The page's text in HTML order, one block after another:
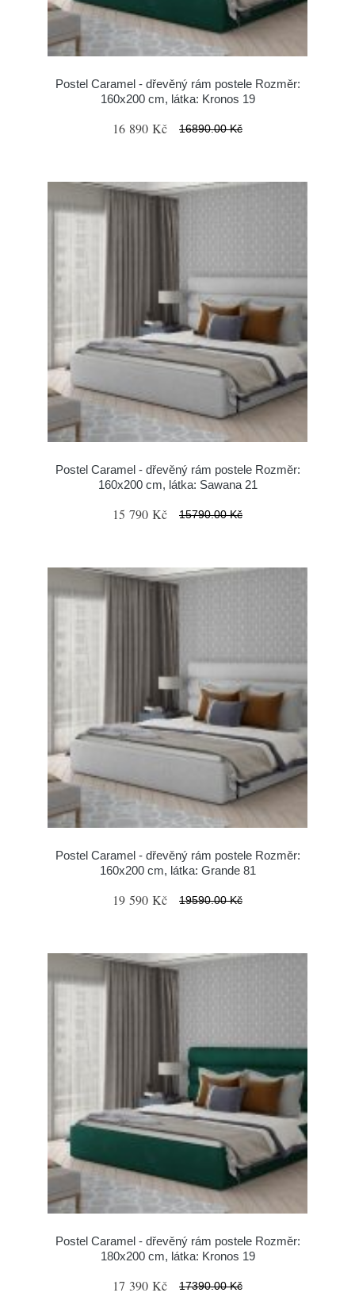
Postel Caramel - dřevěný rám postele Rozměr:
160x200 cm, látka: Kronos 19
16 890 Kč 16890.00 Kč
Postel Caramel - dřevěný rám postele Rozměr:
160x200 cm, látka: Sawana 21
15 790 Kč 15790.00 Kč
Postel Caramel - dřevěný rám postele Rozměr:
160x200 cm, látka: Grande 81
19 590 Kč 19590.00 Kč
Postel Caramel - dřevěný rám postele Rozměr:
180x200 cm, látka: Kronos 19
17 390 Kč 17390.00 Kč